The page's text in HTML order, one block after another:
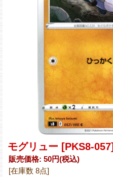
モグリュー [PKS8-057]
販売価格: 50円(税込)
[在庫数 8点]